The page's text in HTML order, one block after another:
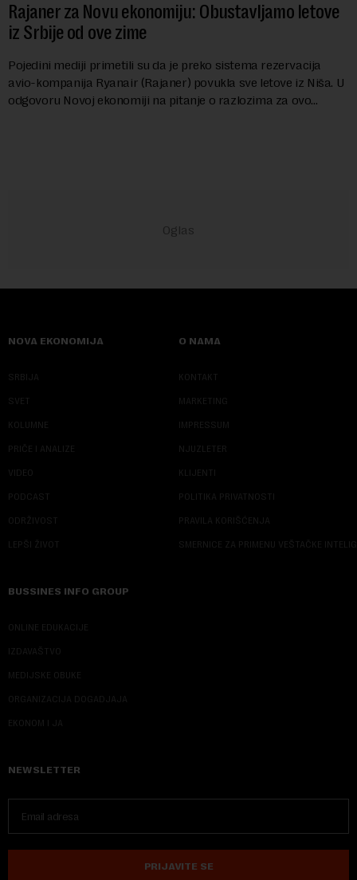
Rajaner za Novu ekonomiju: Obustavljamo letove
iz Srbije od ove zime
Pojedini mediji primetili su da je preko sistema rezervacija
avio-kompanija Ryanair (Rajaner) povukla sve letove iz Niša. U
odgovoru Novoj ekonomiji na pitanje o razlozima za ovo
NOVA EKONOMIJA
SRBIJA
SVET
KOLUMNE
PRIČE I ANALIZE
VIDEO
PODCAST
ODRŽIVOST
LEPŠI ŽIVOT
O NAMA
KONTAKT
MARKETING
IMPRESSUM
NJUZLETER
KLIJENTI
POLITIKA PRIVATNOSTI
PRAVILA KORIŠĆENJA
SMERNICE ZA PRIMENU VEŠTAČKE
BUSSINES INFO GROUP
ONLINE EDUKACIJE
IZDAVAŠTVO
MEDIJSKE OBUKE
ORGANIZACIJA DOGADJAJA
EKONOM I JA
NEWSLETTER
PRIJAVITE SE